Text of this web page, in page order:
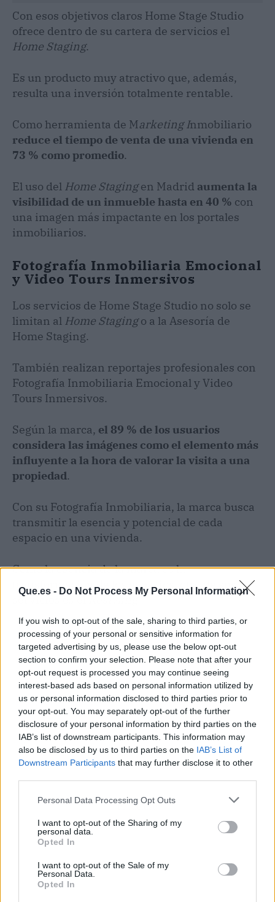
Que.es - Do Not Process My Personal Information
If you wish to opt-out of the sale, sharing to third parties, or
processing of your personal or sensitive information for
targeted advertising by us, please use the below opt-out
section to confirm your selection. Please note that after your
opt-out request is processed you may continue seeing
interest-based ads based on personal information utilized by
us or personal information disclosed to third parties prior to
your opt-out. You may separately opt-out of the further
disclosure of your personal information by third parties on the
IAB’s list of downstream participants. This information may
also be disclosed by us to third parties on the IAB’s List of
Downstream Participants that may further disclose it to other
Personal Data Processing Opt Outs
I want to opt-out of the Sharing of my
personal data.
Opted In
I want to opt-out of the Sale of my
Personal Data.
Opted In
Con esos objetivos claros Home Stage Studio
ofrece dentro de su cartera de servicios el
Home Staging.
Es un producto muy atractivo que, además,
resulta una inversión totalmente rentable.
Como herramienta de Marketing Inmobiliario
reduce el tiempo de venta de una vivienda en
73 % como promedio.
El uso del Home Stagingen Madrid aumenta la
visibilidad de un inmueble hasta en 40 % con
una imagen más impactante en los portales
inmobiliarios.
Fotografía Inmobiliaria Emocional
y Video Tours Inmersivos
Los servicios de Home Stage Studio no solo se
limitan al Home Stagingo a la Asesoría de
Home Staging.
También realizan reportajes profesionales con
Fotografía Inmobiliaria Emocional y Video
Tours Inmersivos.
Según la marca, el 89 % de los usuarios
considera las imágenes como el elemento más
influyente a la hora de valorar la visita a una
propiedad.
Con su Fotografía Inmobiliaria, la marca busca
transmitir la esencia y potencial de cada
espacio en una vivienda.
Como la esencia de la marca es la
transformación de los espacios, otro de sus
servicios es el
Publicidad